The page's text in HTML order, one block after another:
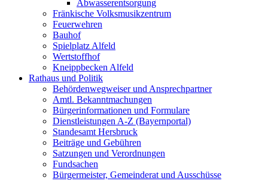
Abwasserentsorgung
Fränkische Volksmusikzentrum
Feuerwehren
Bauhof
Spielplatz Alfeld
Wertstoffhof
Kneippbecken Alfeld
Rathaus und Politik
Behördenwegweiser und Ansprechpartner
Amtl. Bekanntmachungen
Bürgerinformationen und Formulare
Dienstleistungen A-Z (Bayernportal)
Standesamt Hersbruck
Beiträge und Gebühren
Satzungen und Verordnungen
Fundsachen
Bürgermeister, Gemeinderat und Ausschüsse